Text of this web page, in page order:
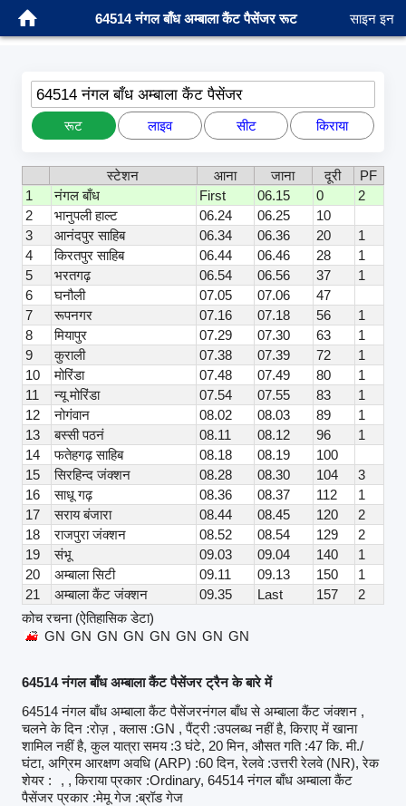
64514 नंगल बाँध अम्बाला कैंट पैसेंजर रूट साइन इन
64514 नंगल बाँध अम्बाला कैंट पैसेंजर
रूट लाइव सीट किराया
स्टेशन आना जाना दूरी
PF
1
नंगल बाँध First 06.15 0
2
2
भानुपली हाल्ट 06.24 06.25
10
3
आनंदपुर साहिब 06.34 06.36 20
1
4
किरतपुर साहिब 06.44 06.46 28
1
5
भरतगढ़ 06.54 06.56 37
1
6
घनौली 07.05 07.06
47
7
रूपनगर 07.16 07.18 56
1
8
मियापुर 07.29 07.30 63
1
9
कुराली 07.38 07.39 72
1
10
मोरिंडा 07.48 07.49 80
1
11
न्यू मोरिंडा 07.54 07.55 83
1
12
नोगंवान 08.02 08.03 89
1
13
बस्सी पठनं 08.11 08.12 96
1
14
फतेहगढ़ साहिब 08.18 08.19
100
15
सिरहिन्द जंक्शन 08.28 08.30 104
3
16
साधू गढ़ 08.36 08.37 112
1
17
सराय बंजारा 08.44 08.45 120
2
18
राजपुरा जंक्शन 08.52 08.54 129
2
19
संभू 09.03 09.04 140
1
20
अम्बाला सिटी 09.11 09.13 150
1
21
अम्बाला कैंट जंक्शन 09.35 Last 157
2
कोच रचना (ऐतिहासिक डेटा)
GN GN GN GN GN GN GN GN
64514 नंगल बाँध अम्बाला कैंट पैसेंजर ट्रैन के बारे में
64514 नंगल बाँध अम्बाला कैंट पैसेंजरनंगल बाँध से अम्बाला कैंट जंक्शन ,
चलने के दिन :रोज़ , क्लास :GN , पैंट्री :उपलब्ध नहीं है, किराए में खाना
शामिल नहीं है, कुल यात्रा समय :3 घंटे, 20 मिन, औसत गति :47 कि. मी./
घंटा, अग्रिम आरक्षण अवधि (ARP) :60 दिन, रेलवे :उत्तरी रेलवे (NR), रेक
शेयर :
, , किराया प्रकार :Ordinary, 64514 नंगल बाँध अम्बाला कैंट
पैसेंजर प्रकार :मेमू गेज :ब्रॉड गेज